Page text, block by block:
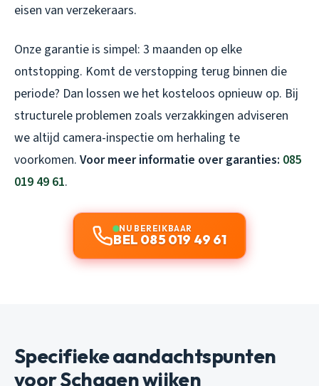
eisen van verzekeraars.
Onze garantie is simpel: 3 maanden op elke
ontstopping. Komt de verstopping terug binnen die
periode? Dan lossen we het kosteloos opnieuw op. Bij
structurele problemen zoals verzakkingen adviseren
we altijd camera-inspectie om herhaling te
voorkomen. Voor meer informatie over garanties: 085
019 49 61.
NU BEREIKBAAR
BEL 085 019 49 61
Specifieke aandachtspunten
voor Schagen wijken